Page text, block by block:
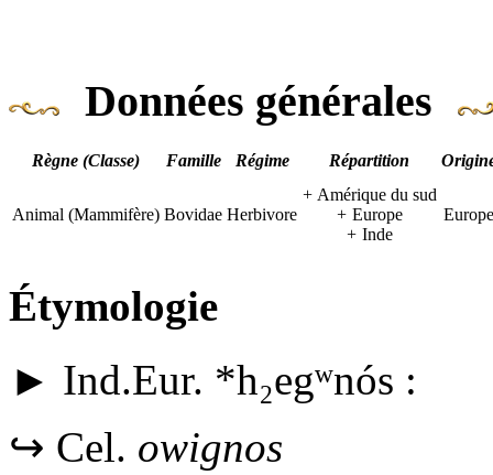
Données générales
Règne (Classe) Famille Régime Répartition
Animal (Mammifère) Bovidae Herbivore
+ Amérique du sud
+ Europe
+ Inde
Europe
Étymologie
► Ind.Eur. *h₂egʷnós :
↪ Cel. owignos